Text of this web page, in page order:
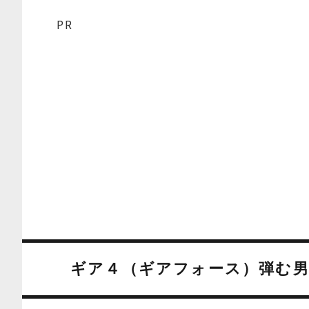
PR
ギア４（ギアフォース）弾む